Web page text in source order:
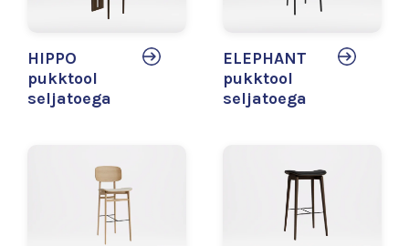
HIPPO
pukktool
seljatoega
ELEPHANT
pukktool
seljatoega